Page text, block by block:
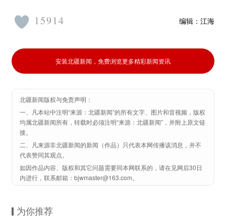
编辑： 江海
15914
安装北疆新闻，免费浏览更多精彩新闻资讯
北疆新闻版权与免责声明：
一、凡本站中注明“来源：北疆新闻”的所有文字、图片和音视频，版权
均属北疆新闻所有，转载时必须注明“来源：北疆新闻”，并附上原文链
接。
二、凡来源非北疆新闻的新闻（作品）只代表本网传播该消息，并不
代表赞同其观点。
如因作品内容、版权和其它问题需要同本网联系的，请在见网后30日
内进行，联系邮箱：bjwmaster@163.com。
为你推荐